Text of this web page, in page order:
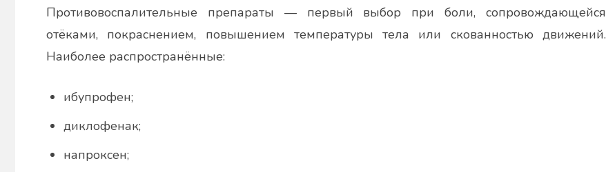
Противовоспалительные препараты — первый выбор при боли, сопровождающейся
отёками, покраснением, повышением температуры тела или скованностью движений.
Наиболее распространённые:
ибупрофен;
диклофенак;
напроксен;